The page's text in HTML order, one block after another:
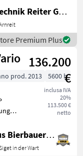
Landtechnik Reiter GmbH.
Premium Plus
136.200
€
inclusa IVA
20%
113.500 €
netto
prod. 2013 5600 h
Markus Bierbauer GmbH
in der Wart